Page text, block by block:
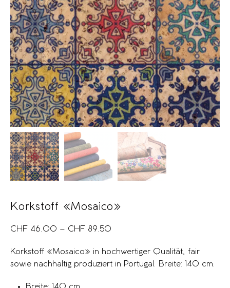
Korkstoff «Mosaico»
CHF 46.00 – CHF 89.50
Korkstoff «Mosaico» in hochwertiger Qualität, fair
sowie nachhaltig produziert in Portugal. Breite: 140 cm.
Breite: 140 cm